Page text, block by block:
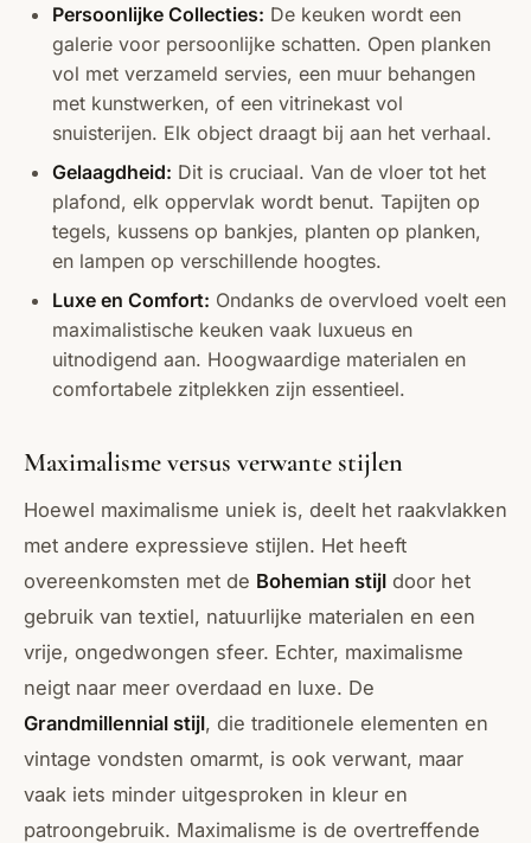
Persoonlijke Collecties: De keuken wordt een
galerie voor persoonlijke schatten. Open planken
vol met verzameld servies, een muur behangen
met kunstwerken, of een vitrinekast vol
snuisterijen. Elk object draagt bij aan het verhaal.
Gelaagdheid: Dit is cruciaal. Van de vloer tot het
plafond, elk oppervlak wordt benut. Tapijten op
tegels, kussens op bankjes, planten op planken,
en lampen op verschillende hoogtes.
Luxe en Comfort: Ondanks de overvloed voelt een
maximalistische keuken vaak luxueus en
uitnodigend aan. Hoogwaardige materialen en
comfortabele zitplekken zijn essentieel.
Maximalisme versus verwante stijlen
Hoewel maximalisme uniek is, deelt het raakvlakken
met andere expressieve stijlen. Het heeft
overeenkomsten met de Bohemian stijl door het
gebruik van textiel, natuurlijke materialen en een
vrije, ongedwongen sfeer. Echter, maximalisme
neigt naar meer overdaad en luxe. De
Grandmillennial stijl, die traditionele elementen en
vintage vondsten omarmt, is ook verwant, maar
vaak iets minder uitgesproken in kleur en
patroongebruik. Maximalisme is de overtreffende